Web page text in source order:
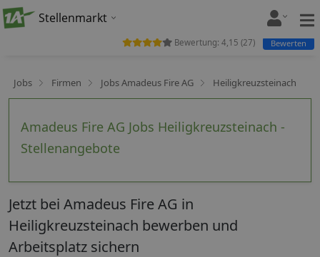
Stellenmarkt
Jobs Firmen Jobs Amadeus Fire AG Heiligkreuzsteinach
Amadeus Fire AG Jobs Heiligkreuzsteinach -
Stellenangebote
Bewertung: 4,15 (27) Bewerten
Jetzt bei Amadeus Fire AG in
Heiligkreuzsteinach bewerben und
Arbeitsplatz sichern